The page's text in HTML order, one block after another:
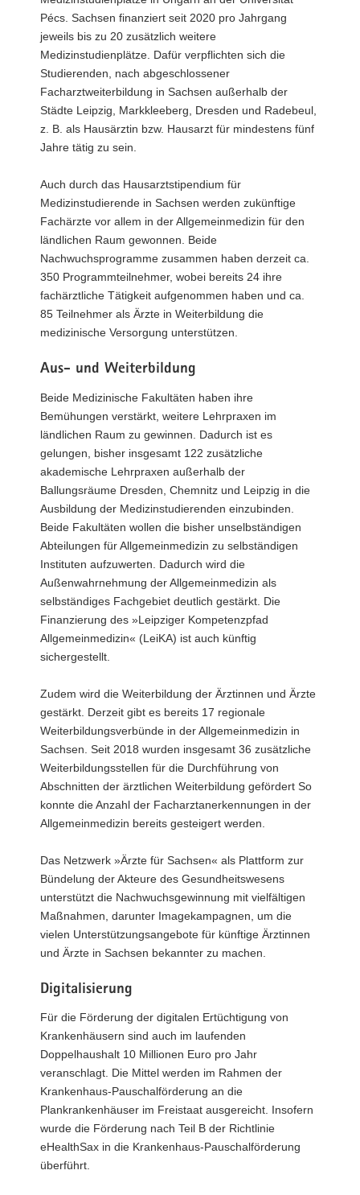
Pécs. Sachsen finanziert seit 2020 pro Jahrgang
jeweils bis zu 20 zusätzlich weitere
Medizinstudienplätze. Dafür verpflichten sich die
Studierenden, nach abgeschlossener
Facharztweiterbildung in Sachsen außerhalb der
Städte Leipzig, Markkleeberg, Dresden und Radebeul,
z. B. als Hausärztin bzw. Hausarzt für mindestens fünf
Jahre tätig zu sein.
Auch durch das Hausarztstipendium für
Medizinstudierende in Sachsen werden zukünftige
Fachärzte vor allem in der Allgemeinmedizin für den
ländlichen Raum gewonnen. Beide
Nachwuchsprogramme zusammen haben derzeit ca.
350 Programmteilnehmer, wobei bereits 24 ihre
fachärztliche Tätigkeit aufgenommen haben und ca.
85 Teilnehmer als Ärzte in Weiterbildung die
medizinische Versorgung unterstützen.
Aus- und Weiterbildung
Beide Medizinische Fakultäten haben ihre
Bemühungen verstärkt, weitere Lehrpraxen im
ländlichen Raum zu gewinnen. Dadurch ist es
gelungen, bisher insgesamt 122 zusätzliche
akademische Lehrpraxen außerhalb der
Ballungsräume Dresden, Chemnitz und Leipzig in die
Ausbildung der Medizinstudierenden einzubinden.
Beide Fakultäten wollen die bisher unselbständigen
Abteilungen für Allgemeinmedizin zu selbständigen
Instituten aufzuwerten. Dadurch wird die
Außenwahrnehmung der Allgemeinmedizin als
selbständiges Fachgebiet deutlich gestärkt. Die
Finanzierung des »Leipziger Kompetenzpfad
Allgemeinmedizin« (LeiKA) ist auch künftig
sichergestellt.
Zudem wird die Weiterbildung der Ärztinnen und Ärzte
gestärkt. Derzeit gibt es bereits 17 regionale
Weiterbildungsverbünde in der Allgemeinmedizin in
Sachsen. Seit 2018 wurden insgesamt 36 zusätzliche
Weiterbildungsstellen für die Durchführung von
Abschnitten der ärztlichen Weiterbildung gefördert So
konnte die Anzahl der Facharztanerkennungen in der
Allgemeinmedizin bereits gesteigert werden.
Das Netzwerk »Ärzte für Sachsen« als Plattform zur
Bündelung der Akteure des Gesundheitswesens
unterstützt die Nachwuchsgewinnung mit vielfältigen
Maßnahmen, darunter Imagekampagnen, um die
vielen Unterstützungsangebote für künftige Ärztinnen
und Ärzte in Sachsen bekannter zu machen.
Digitalisierung
Für die Förderung der digitalen Ertüchtigung von
Krankenhäusern sind auch im laufenden
Doppelhaushalt 10 Millionen Euro pro Jahr
veranschlagt. Die Mittel werden im Rahmen der
Krankenhaus-Pauschalförderung an die
Plankrankenhäuser im Freistaat ausgereicht. Insofern
wurde die Förderung nach Teil B der Richtlinie
eHealthSax in die Krankenhaus-Pauschalförderung
überführt.